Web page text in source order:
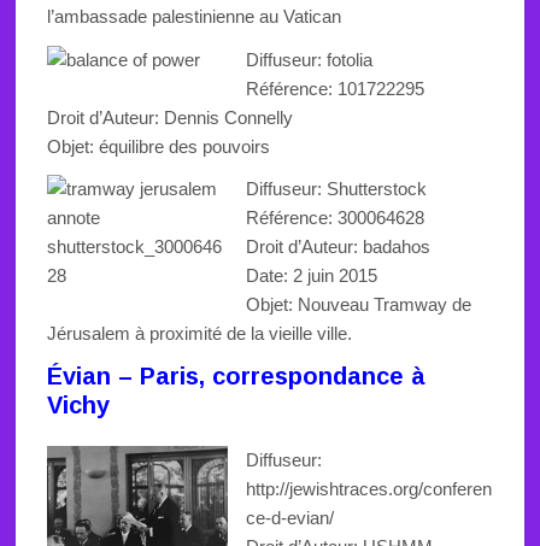
l’ambassade palestinienne au Vatican
Diffuseur: fotolia
Référence: 101722295
Droit d’Auteur: Dennis Connelly
Objet: équilibre des pouvoirs
Diffuseur: Shutterstock
Référence: 300064628
Droit d’Auteur: badahos
Date: 2 juin 2015
Objet: Nouveau Tramway de
Jérusalem à proximité de la vieille ville.
Évian – Paris, correspondance à
Vichy
Diffuseur:
http://jewishtraces.org/conferen
ce-d-evian/